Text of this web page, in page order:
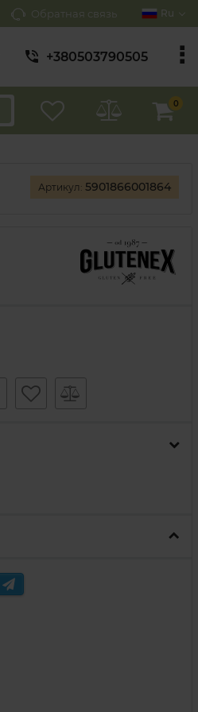
Обратная связь Ru
+380503790505
0
Артикул: 5901866001864